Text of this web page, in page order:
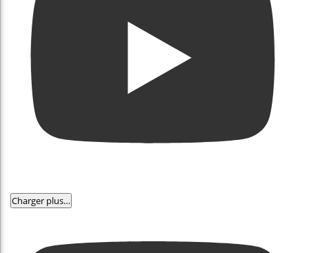
Charger plus…